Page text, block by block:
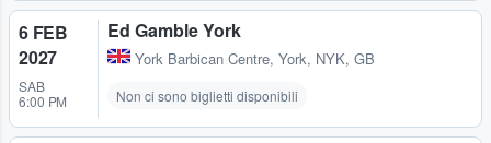
6 FEB
2027
SAB
6:00 PM
Ed Gamble York
York Barbican Centre, York, NYK, GB
Non ci sono biglietti disponibili